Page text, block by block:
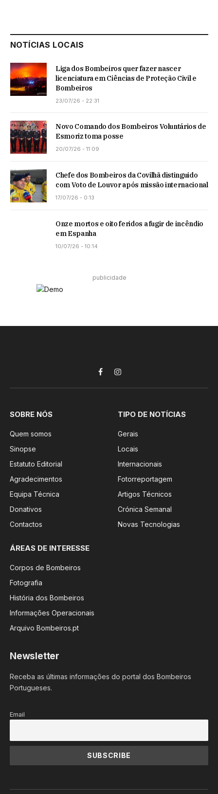
NOTÍCIAS LOCAIS
Liga dos Bombeiros quer fazer nascer
licenciatura em Ciências de Proteção Civil e
Bombeiros
23/07/26 - 22:31
Novo Comando dos Bombeiros Voluntários de
Esmoriz toma posse
20/07/26 - 11:09
Chefe dos Bombeiros da Covilhã distinguido
com Voto de Louvor após missão internacional
17/07/26 - 0:13
Onze mortos e oito feridos a fugir de incêndio
em Espanha
10/07/26 - 10:14
publicidade
FacebookInstagram
SOBRE NÓS
Quem somos
Sinopse
Estatuto Editorial
Agradecimentos
Equipa Técnica
Donativos
Contactos
TIPO DE NOTÍCIAS
Gerais
Locais
Internacionais
Fotorreportagem
Artigos Técnicos
Crónica Semanal
Novas Tecnologias
ÁREAS DE INTERESSE
Corpos de Bombeiros
Fotografia
História dos Bombeiros
Informações Operacionais
Arquivo Bombeiros.pt
Newsletter
Receba as últimas informações do portal dos Bombeiros
Portugueses.
Email